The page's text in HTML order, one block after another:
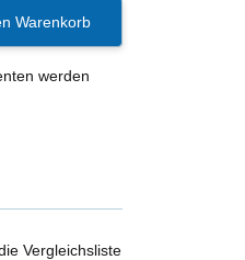
Warenkorb
werden
Vergleichsliste